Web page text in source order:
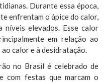
Durante essa época,
enfrentam o ápice do calor,
níveis elevados. Esse calor
em relação ao
calor e à desidratação.
no Brasil é celebrado de
com festas que marcam o